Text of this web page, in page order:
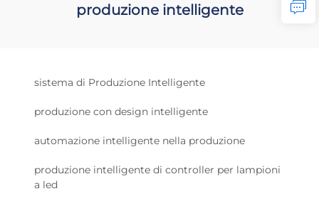
produzione intelligente
sistema di Produzione Intelligente
produzione con design intelligente
automazione intelligente nella produzione
produzione intelligente di controller per lampioni
a led